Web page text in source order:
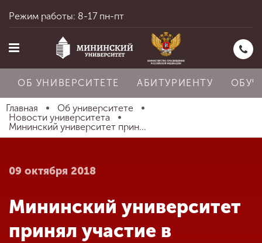
Главная
Абитуриенту
Режим работы: 8-17 пн-пт
ОБ УНИВЕРСИТЕТЕ АБИТУРИЕНТУ
Главная
Об университете
Новости университета
Мининский университет прин...
09 октября 2018
Мининский университет
принял участие в